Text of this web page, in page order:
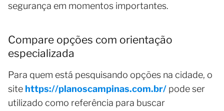
segurança em momentos importantes.
Compare opções com orientação
especializada
Para quem está pesquisando opções na cidade, o
site https://planoscampinas.com.br/ pode ser
utilizado como referência para buscar